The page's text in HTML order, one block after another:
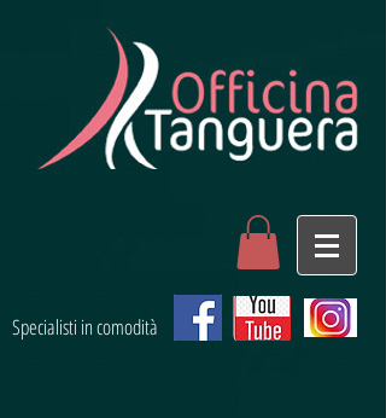
Specialisti in comodità